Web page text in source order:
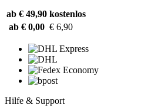
ab € 49,90 kostenlos
ab € 0,00 € 6,90
Hilfe & Support